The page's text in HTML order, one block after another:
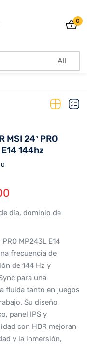
0
MSI 24″ PRO
144hz
0
día, dominio de
MP243L E14
frecuencia de
de 144 Hz y
para una
fluida tanto en juegos
Su diseño
panel IPS y
con HDR mejoran
y la inmersión,